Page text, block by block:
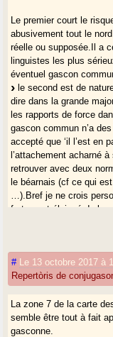
Le premier court le
abusivement tout le
réelle ou supposée.Il a
linguistes les plus
éventuel gascon
le second est de
dire dans la grande
les rapports de force
gascon commun n’a
accepté que ‘il l’est en
l’attachement acharné
retrouver avec deux
le béarnais (cf ce qui
…).Bref je ne crois
fortement éloigné de la
gravement personne
plus du tout là,je pense
solutions de ces parlers
sur une observation
Mais ce critères
#
Le 13 octobre 2017 à
Repertòris de
La zone 7 de la carte
semble être tout à fait
gasconne.